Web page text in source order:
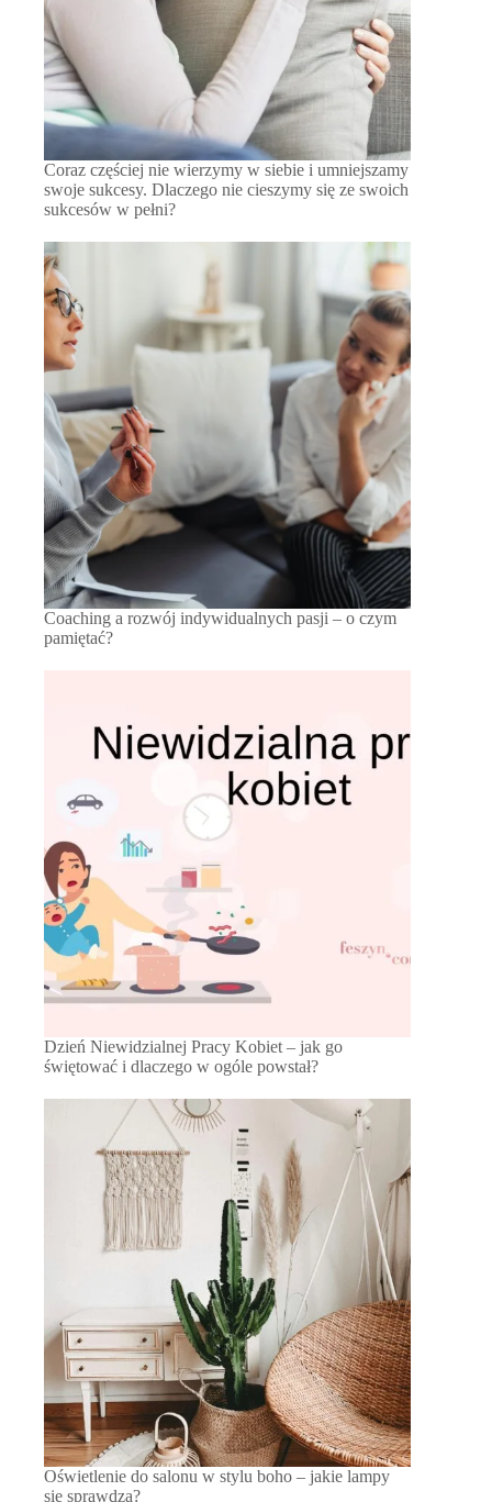
Coraz częściej nie wierzymy w siebie i umniejszamy
swoje sukcesy. Dlaczego nie cieszymy się ze swoich
sukcesów w pełni?
Coaching a rozwój indywidualnych pasji – o czym
pamiętać?
Dzień Niewidzialnej Pracy Kobiet – jak go
świętować i dlaczego w ogóle powstał?
Oświetlenie do salonu w stylu boho – jakie lampy
się sprawdzą?